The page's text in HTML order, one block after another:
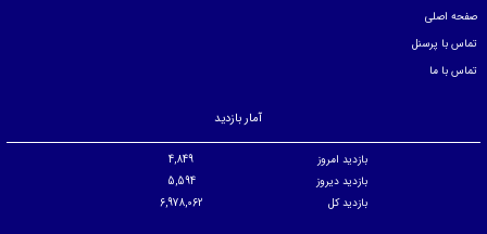
صفحه اصلی
تماس با پرسنل
تماس با ما
آمار بازدید
بازدید امروز
4,849
بازدید دیروز
5,594
بازدید کل
6,978,062